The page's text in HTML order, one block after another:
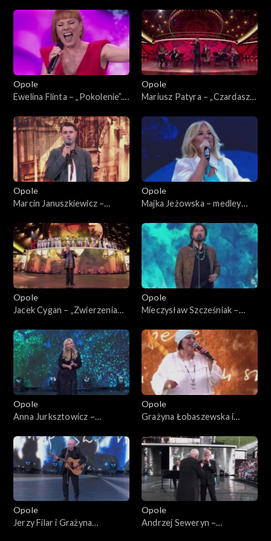
serca”. 62. KFPP: Koncert
„Trzy ćwiartki Jacka Cygana”
„Trzy ćwiartki Jacka Cygana”
Opole
Ewelina Flinta – „Pokolenie”.
ćwiartki Jacka Cygana”
Opole
Mariusz Patyra – „Czardasz
Koncert „Trzy ćwiartki Jacka
Cygana”
Opole
Marcin Januszkiewicz –
Koncert „Trzy ćwiartki Jacka
Cygana”
Opole
Majka Jeżowska – medley
KFPP: Koncert „Trzy
ćwiartki Jacka Cygana”
Opole
Jacek Cygan – „Zwierzenia
KFPP: Koncert „Trzy
ćwiartki Jacka Cygana”
Opole
Mieczysław Szcześniak –
KFPP: Koncert „Trzy
ćwiartki Jacka Cygana”
Opole
Anna Jurksztowicz –
pogody". 62. KFPP: Koncert
„Trzy ćwiartki Jacka Cygana”
Opole
Grażyna Łobaszewska i
uczy pogody”. 62. KFPP:
Koncert „Trzy ćwiartki Jacka
Cygana”
Opole
Jerzy Filar i Grażyna
Opole
Andrzej Seweryn –